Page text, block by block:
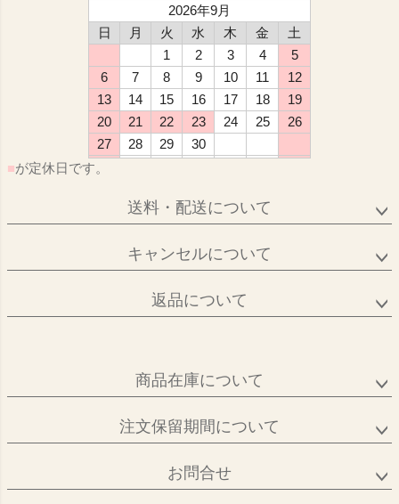
2026年9月
日
月 火 水 木 金
土
1
2 3 4
5
6
7 8 9 10 11
12
13
14 15 16 17 18
19
20
21 22 23 24 25
26
27
28 29
30
■が定休日です。
送料・配送について
キャンセルについて
返品について
商品在庫について
注文保留期間について
お問合せ